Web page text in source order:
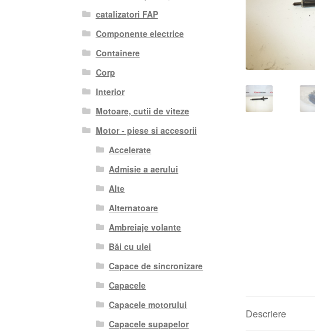
Descriere
catalizatori FAP
Componente electrice
Containere
Corp
Interior
Motoare, cutii de viteze
Motor - piese si accesorii
Accelerate
Admisie a aerului
Alte
Alternatoare
Ambreiaje volante
Băi cu ulei
Capace de sincronizare
Capacele
Capacele motorului
Capacele supapelor